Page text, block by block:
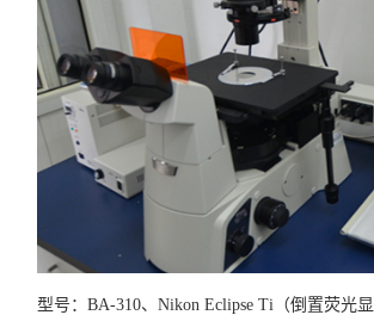
型号：BA-310、Nikon Eclipse Ti（倒置荧光显